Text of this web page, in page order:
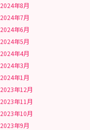
2024年8月
2024年7月
2024年6月
2024年5月
2024年4月
2024年3月
2024年1月
2023年12月
2023年11月
2023年10月
2023年9月